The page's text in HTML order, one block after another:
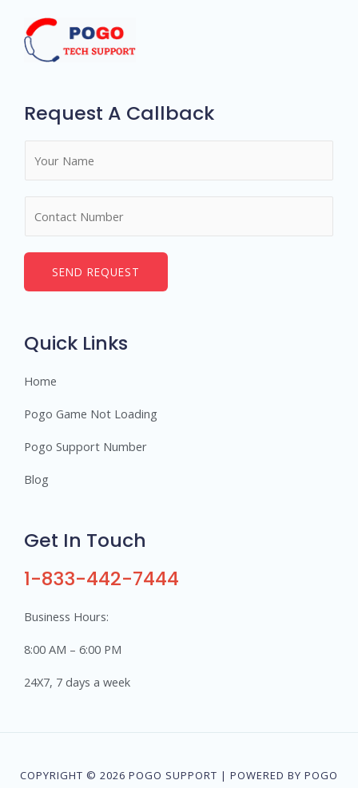
Request A Callback
*
e
SEND REQUEST
Quick Links
Home
Pogo Game Not Loading
Pogo Support Number
Blog
Get In Touch
1-833-442-7444
Business Hours:
8:00 AM – 6:00 PM
24X7, 7 days a week
COPYRIGHT © 2026 POGO SUPPORT | POWERED BY POGO